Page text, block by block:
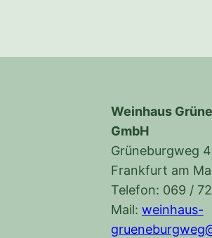
Weinhaus
GmbH
Grüneburgweg
Frankfurt am
Telefon: 069 /
Mail: weinhaus-